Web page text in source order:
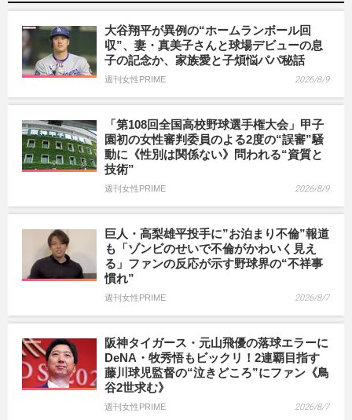
大谷翔平が異例の“ホームランボール回
収”、妻・真美子さんと球場デビューの息
子の記念か、家族愛と子煩悩パパ秘話
週刊女性PRIME 2026/8/9
「第108回全国高校野球選手権大会」甲子
園初の女性審判委員のよる2度の“誤審”騒
動に《性別は関係ない》問われる“資質と
技術”
週刊女性PRIME 2026/8/9
巨人・高梨雄平投手に”お泊まり不倫”報道
も「ゾンビのせいで不倫がかわいく見え
る」ファンの反応が示す野球界の“不祥事
慣れ”
週刊女性PRIME 2026/8/7
阪神タイガース・元山飛優の落球エラーに
DeNA・牧秀悟もビックリ！2連覇目指す
藤川球児監督の“泣きどころ”にファン《鳥
谷2世求む》
週刊女性PRIME 2026/8/7